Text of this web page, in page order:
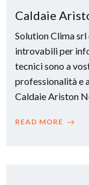
Caldaie
Solution Clima
introvabili per
tecnici sono a
professionalità e
Caldaie Ariston
READ MORE